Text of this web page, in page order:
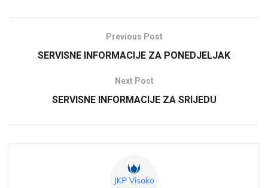
Previous Post
SERVISNE INFORMACIJE ZA PONEDJELJAK
Next Post
SERVISNE INFORMACIJE ZA SRIJEDU